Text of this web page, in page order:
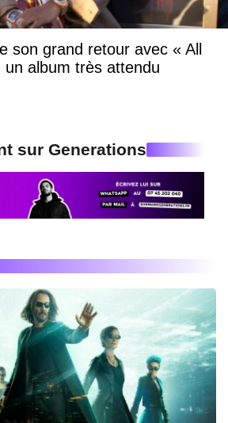
son grand retour avec « All
album très attendu
sur Generations